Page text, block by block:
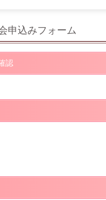
申込みフォーム
認